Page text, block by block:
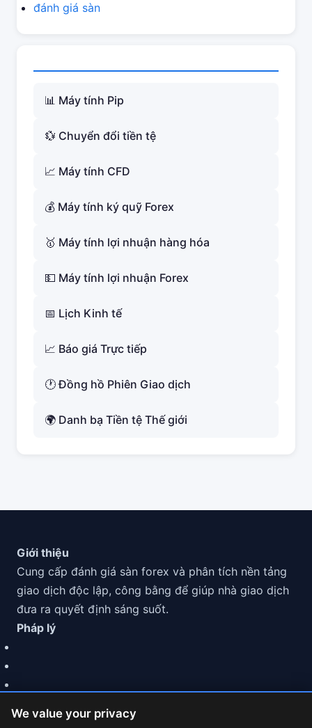
đánh giá sàn
📊 Máy tính Pip
💱 Chuyển đổi tiền tệ
📈 Máy tính CFD
💰 Máy tính ký quỹ Forex
🥇 Máy tính lợi nhuận hàng hóa
💵 Máy tính lợi nhuận Forex
📅 Lịch Kinh tế
📈 Báo giá Trực tiếp
🕐 Đồng hồ Phiên Giao dịch
🌍 Danh bạ Tiền tệ Thế giới
We value your privacy
Giới thiệu
Cung cấp đánh giá sàn forex và phân tích nền tảng
giao dịch độc lập, công bằng để giúp nhà giao dịch
đưa ra quyết định sáng suốt.
Pháp lý